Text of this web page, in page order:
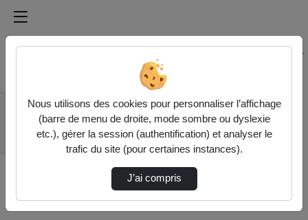
Médiathèque de l'université Paris
Rechercher un média sur Médiathèque de l'université
Accueil
Vidéos
18/32 - The Global
Pact for the
Environment …
Nous utilisons des cookies pour personnaliser l’affichage
(barre de menu de droite, mode sombre ou dyslexie
etc.), gérer la session (authentification) et analyser le
trafic du site (pour certaines instances).
J’ai compris